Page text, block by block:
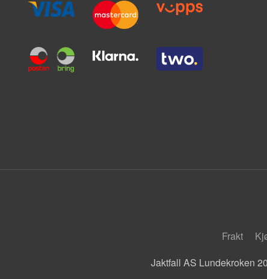
Frakt
Jaktfall AS Lundekroken